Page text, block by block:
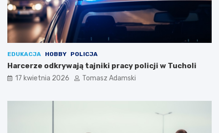
EDUKACJA HOBBY POLICJA
Harcerze odkrywają tajniki pracy policji w Tucholi
17 kwietnia 2026 Tomasz Adamski